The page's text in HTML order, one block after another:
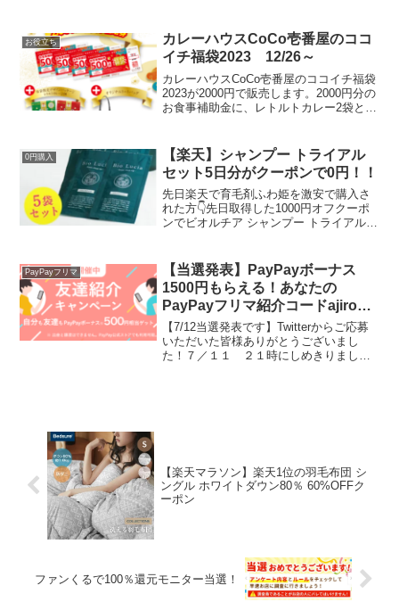
円(税抜)で1ポイントのところ→5ポイ...
お役立ち
カレーハウスCoCo壱番屋のココ
イチ福袋2023 12/26～
カレーハウスCoCo壱番屋のココイチ福袋
2023が2000円で販売します。2000円分の
お食事補助金に、レトルトカレー2袋とオ
は、1回のお会計につき、お一人様お食事
補...
0円購入
【楽天】シャンプー トライアル
セット5日分がクーポンで0円！！
先日楽天で育毛剤ふわ姫を激安で購入さ
れた方👇先日取得した1000円オフクーポ
ンでビオルチア シャンプー トライアルパ
パウチ5日分 オーガニック 女性...
PayPayフリマ
【当選発表】PayPayボーナス
1500円もらえる！あなたの
PayPayフリマ紹介コードajiroの
ブログに貼らせていただきます
【7/12当選発表です】Twitterからご応募
いただいた皆様ありがとうございまし
た！７／１１ ２１時にしめきりまし
【楽天マラソン】楽天1位の羽毛布団 シ
ングル ホワイトダウン80％ 60%OFFク
ーポン
ファンくるで100％還元モニター当選！